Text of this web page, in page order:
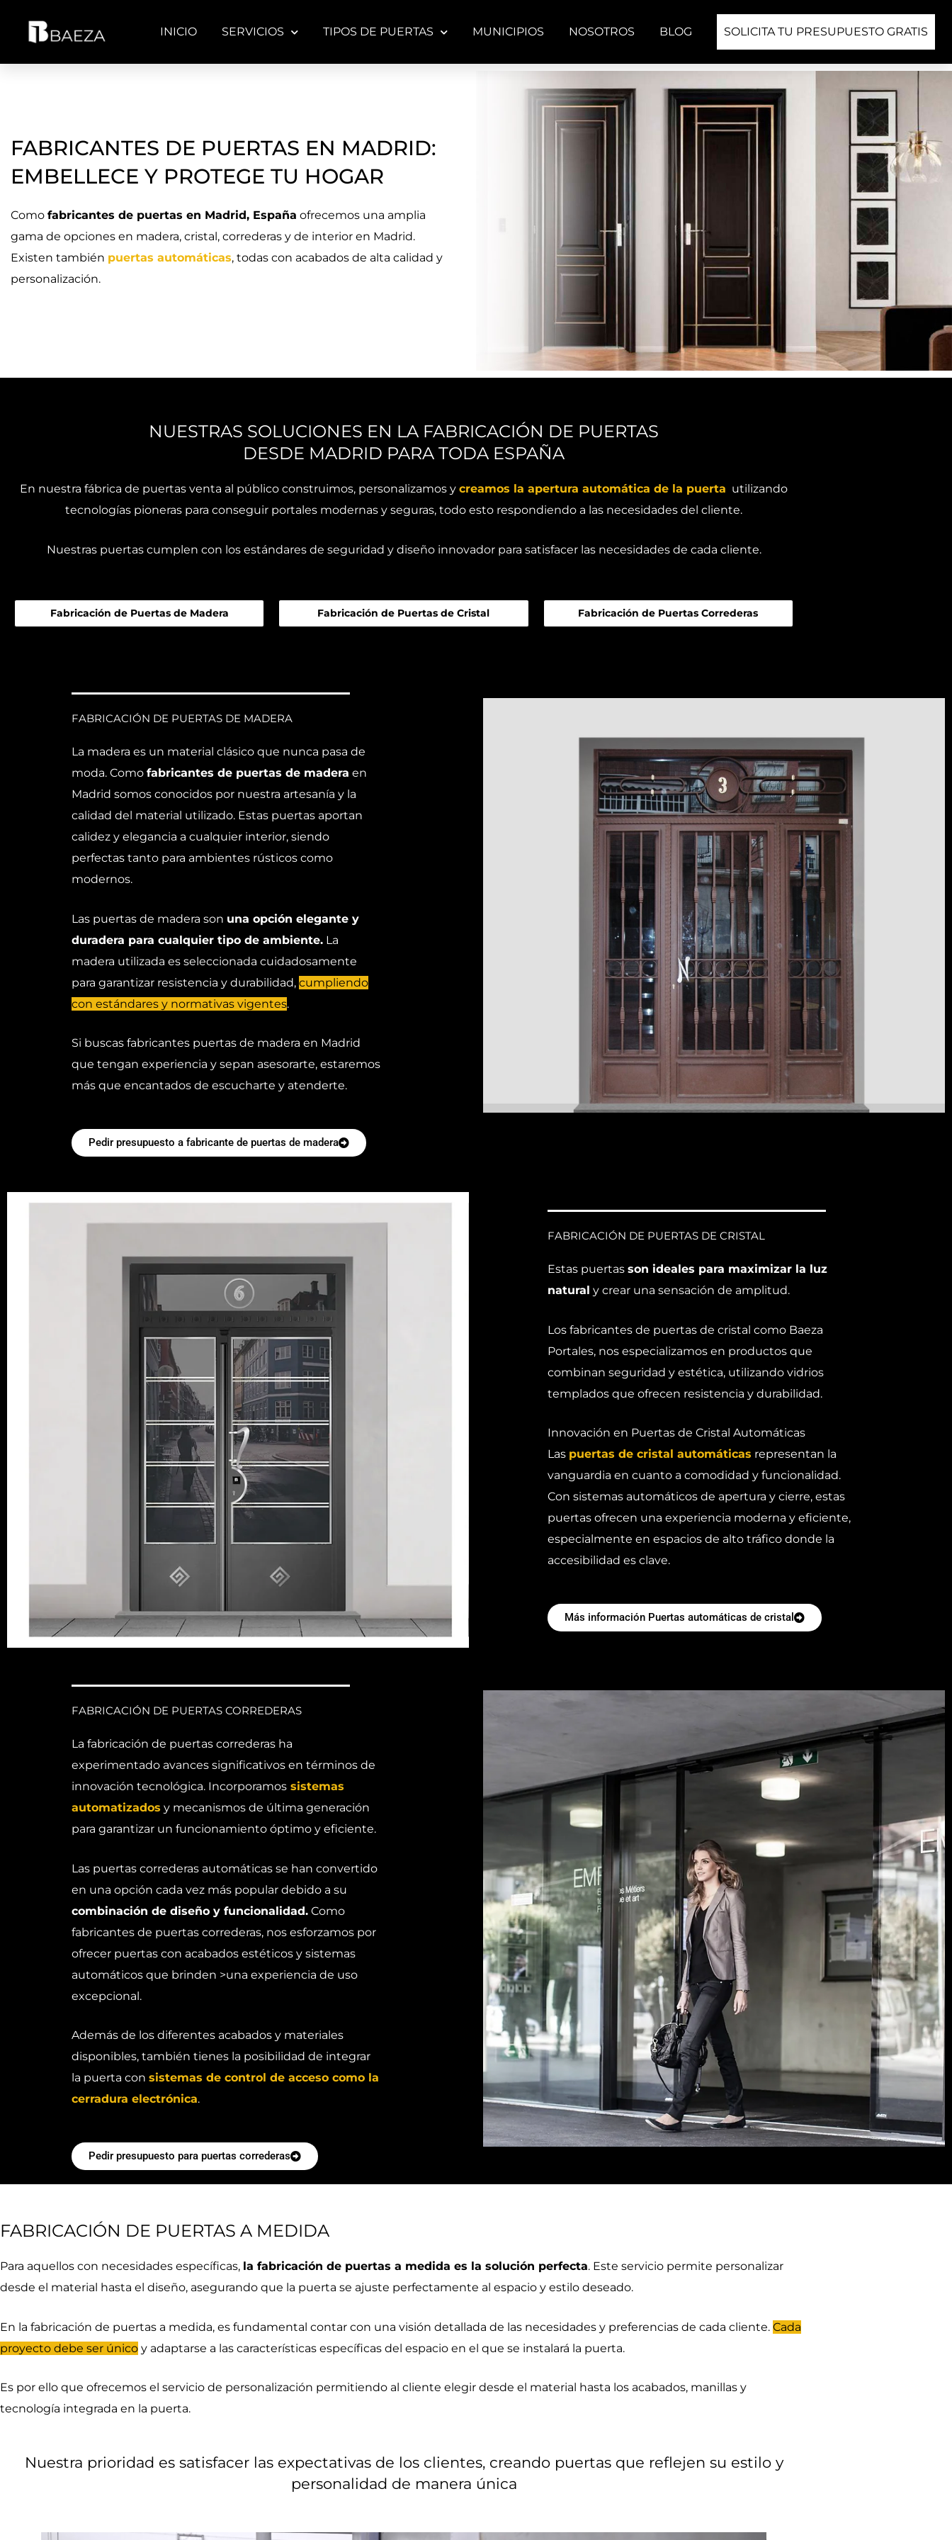
INICIO SERVICIOS TIPOS DE PUERTAS MUNICIPIOS NOSOTROS BLOG SOLICITA TU PRESUPUESTO GRATIS
FABRICANTES DE PUERTAS EN MADRID:
EMBELLECE Y PROTEGE TU HOGAR
Como fabricantes de puertas en Madrid, España ofrecemos una amplia
gama de opciones en madera, cristal, correderas y de interior en Madrid.
Existen también puertas automáticas, todas con acabados de alta calidad y
personalización.
NUESTRAS SOLUCIONES EN LA FABRICACIÓN DE PUERTAS
DESDE MADRID PARA TODA ESPAÑA
En nuestra fábrica de puertas venta al público construimos, personalizamos y creamos la apertura automática de la puerta utilizando
tecnologías pioneras para conseguir portales modernas y seguras, todo esto respondiendo a las necesidades del cliente.
Nuestras puertas cumplen con los estándares de seguridad y diseño innovador para satisfacer las necesidades de cada cliente.
Fabricación de Puertas de Madera Fabricación de Puertas de Cristal Fabricación de Puertas Correderas
FABRICACIÓN DE PUERTAS DE MADERA
La madera es un material clásico que nunca pasa de
moda. Como fabricantes de puertas de madera en
Madrid somos conocidos por nuestra artesanía y la
calidad del material utilizado. Estas puertas aportan
calidez y elegancia a cualquier interior, siendo
perfectas tanto para ambientes rústicos como
modernos.
Las puertas de madera son una opción elegante y
duradera para cualquier tipo de ambiente.La
madera utilizada es seleccionada cuidadosamente
para garantizar resistencia y durabilidad, cumpliendo
con estándares y normativas vigentes.
Si buscas fabricantes puertas de madera en Madrid
que tengan experiencia y sepan asesorarte, estaremos
más que encantados de escucharte y atenderte.
Pedir presupuesto a fabricante de puertas de madera
FABRICACIÓN DE PUERTAS DE CRISTAL
Estas puertas son ideales para maximizar la luz
natural y crear una sensación de amplitud.
Los fabricantes de puertas de cristal como Baeza
Portales, nos especializamos en productos que
combinan seguridad y estética, utilizando vidrios
templados que ofrecen resistencia y durabilidad.
Innovación en Puertas de Cristal Automáticas
Las puertas de cristal automáticas representan la
vanguardia en cuanto a comodidad y funcionalidad.
Con sistemas automáticos de apertura y cierre, estas
puertas ofrecen una experiencia moderna y eficiente,
especialmente en espacios de alto tráfico donde la
accesibilidad es clave.
Más información Puertas automáticas de cristal
FABRICACIÓN DE PUERTAS CORREDERAS
La fabricación de puertas correderas ha
experimentado avances significativos en términos de
innovación tecnológica. Incorporamossistemas
automatizados y mecanismos de última generación
para garantizar un funcionamiento óptimo y eficiente.
Las puertas correderas automáticas se han convertido
en una opción cada vez más popular debido a su
combinación de diseño y funcionalidad.Como
fabricantes de puertas correderas, nos esforzamos por
ofrecer puertas con acabados estéticos y sistemas
automáticos que brinden >una experiencia de uso
excepcional.
Además de los diferentes acabados y materiales
disponibles, también tienes la posibilidad de integrar
la puerta con sistemas de control de acceso como la
cerradura electrónica.
Pedir presupuesto para puertas correderas
FABRICACIÓN DE PUERTAS A MEDIDA
Para aquellos con necesidades específicas, la fabricación de puertas a medida es la solución perfecta. Este servicio permite personalizar
desde el material hasta el diseño, asegurando que la puerta se ajuste perfectamente al espacio y estilo deseado.
En la fabricación de puertas a medida, es fundamental contar con una visión detallada de las necesidades y preferencias de cada cliente. Cada
proyecto debe ser único y adaptarse a las características específicas del espacio en el que se instalará la puerta.
Es por ello que ofrecemos el servicio de personalización permitiendo al cliente elegir desde el material hasta los acabados, manillas y
tecnología integrada en la puerta.
Nuestra prioridad es satisfacer las expectativas de los clientes, creando puertas que reflejen su estilo y
personalidad de manera única